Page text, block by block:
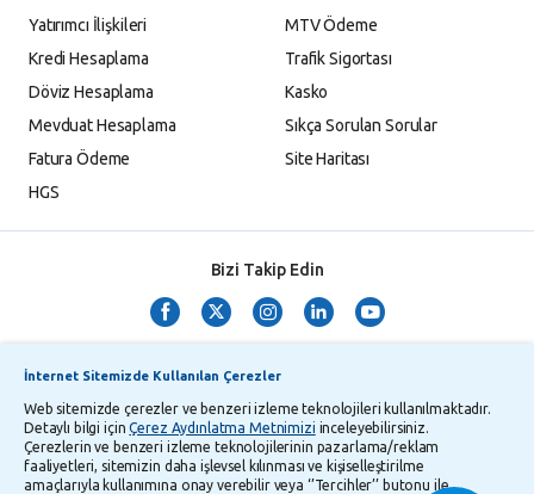
Yatırımcı İlişkileri
Kredi Hesaplama
Döviz Hesaplama
Mevduat Hesaplama
Fatura Ödeme
HGS
MTV Ödeme
Trafik Sigortası
Kasko
Sıkça Sorulan Sorular
Site Haritası
Bizi Takip Edin
TMSF ve YTM Zaman Aşımı Listesi Bilgi Toplumu Hizmetleri
İnternet Sitemizde Kullanılan Çerezler
Web sitemizde çerezler ve benzeri izleme teknolojileri kullanılmaktadır.
Detaylı bilgi içinÇerez Aydınlatma Metnimizi inceleyebilirsiniz.
Çerezlerin ve benzeri izleme teknolojilerinin pazarlama/reklam
faaliyetleri, sitemizin daha işlevsel kılınması ve kişiselleştirilme
amaçlarıyla kullanımına onay verebilir veya ‘’Tercihler’’ butonu ile